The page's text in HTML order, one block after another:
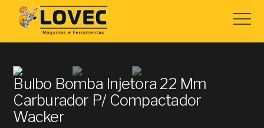
Bulbo Bomba Injetora 22 Mm
Carburador P/ Compactador
Wacker